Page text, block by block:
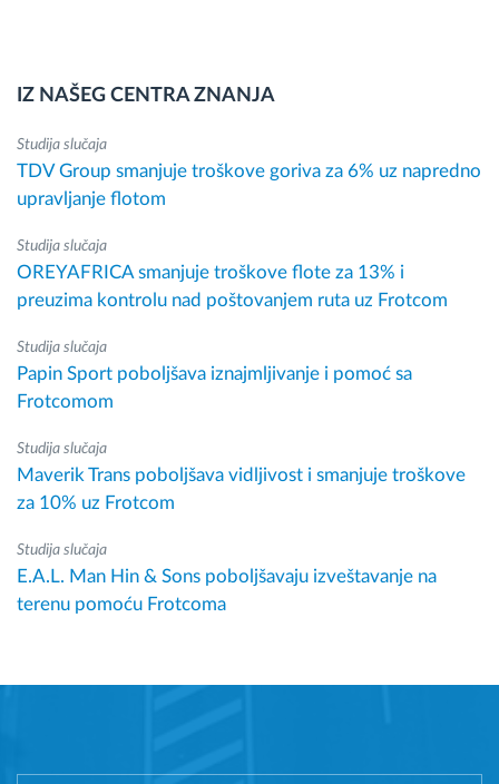
IZ NAŠEG CENTRA ZNANJA
Studija slučaja
TDV Group smanjuje troškove goriva za 6% uz napredno
upravljanje flotom
Studija slučaja
OREYAFRICA smanjuje troškove flote za 13% i
preuzima kontrolu nad poštovanjem ruta uz Frotcom
Studija slučaja
Papin Sport poboljšava iznajmljivanje i pomoć sa
Frotcomom
Studija slučaja
Maverik Trans poboljšava vidljivost i smanjuje troškove
za 10% uz Frotcom
Studija slučaja
E.A.L. Man Hin & Sons poboljšavaju izveštavanje na
terenu pomoću Frotcoma